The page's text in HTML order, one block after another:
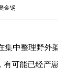
金钢
中整理野外
有可能已经产